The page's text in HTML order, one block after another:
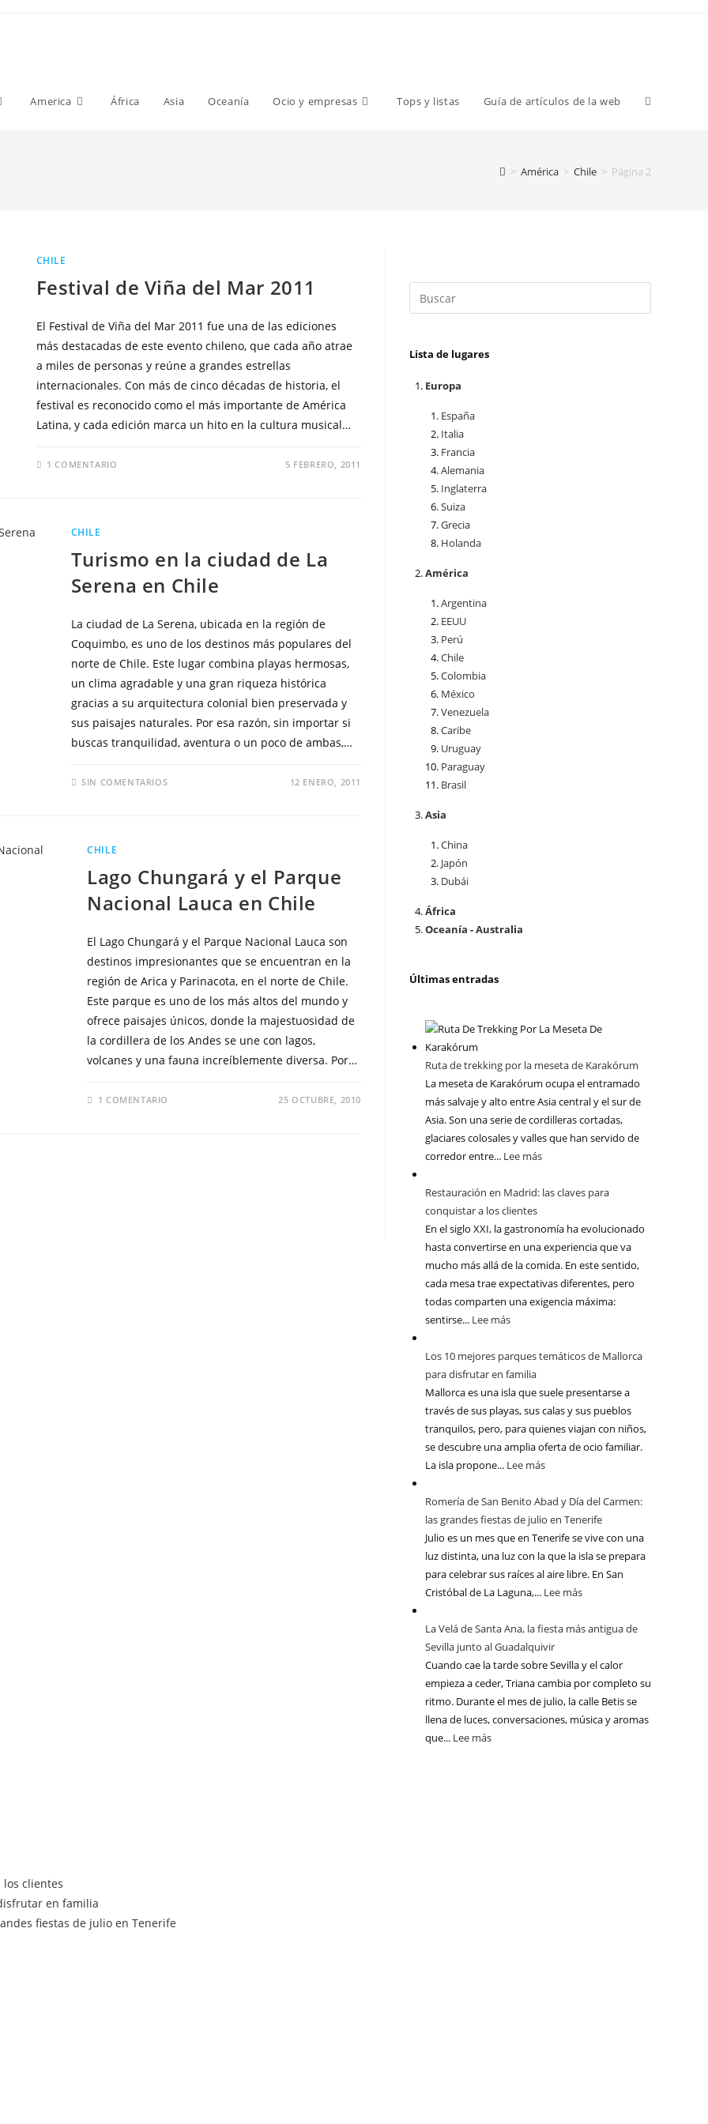
America África Asia Oceanía Ocio y empresas Tops y listas Guía de artículos de la web
> América > Chile > Página 2
CHILE
Festival de Viña del Mar 2011
El Festival de Viña del Mar 2011 fue una de las ediciones
más destacadas de este evento chileno, que cada año atrae
a miles de personas y reúne a grandes estrellas
internacionales. Con más de cinco décadas de historia, el
festival es reconocido como el más importante de América
Latina, y cada edición marca un hito en la cultura musical…
1 COMENTARIO 5 FEBRERO, 2011
CHILE
Turismo en la ciudad de La
Serena en Chile
La ciudad de La Serena, ubicada en la región de
Coquimbo, es uno de los destinos más populares del
norte de Chile. Este lugar combina playas hermosas,
un clima agradable y una gran riqueza histórica
gracias a su arquitectura colonial bien preservada y
sus paisajes naturales. Por esa razón, sin importar si
buscas tranquilidad, aventura o un poco de ambas,…
SIN COMENTARIOS 12 ENERO, 2011
CHILE
Lago Chungará y el Parque
Nacional Lauca en Chile
El Lago Chungará y el Parque Nacional Lauca son
destinos impresionantes que se encuentran en la
región de Arica y Parinacota, en el norte de Chile.
Este parque es uno de los más altos del mundo y
ofrece paisajes únicos, donde la majestuosidad de
la cordillera de los Andes se une con lagos,
volcanes y una fauna increíblemente diversa. Por…
1 COMENTARIO 25 OCTUBRE, 2010
Lista de lugares
Europa
España
Italia
Francia
Alemania
Inglaterra
Suiza
Grecia
Holanda
América
Argentina
EEUU
Perú
Chile
Colombia
México
Venezuela
Caribe
Uruguay
Paraguay
Brasil
Asia
China
Japón
Dubái
África
Oceanía - Australia
Últimas entradas
Ruta de trekking por la meseta de Karakórum
La meseta de Karakórum ocupa el entramado
más salvaje y alto entre Asia central y el sur de
Asia. Son una serie de cordilleras cortadas,
glaciares colosales y valles que han servido de
corredor entre... Lee más
Restauración en Madrid: las claves para
conquistar a los clientes
En el siglo XXI, la gastronomía ha evolucionado
hasta convertirse en una experiencia que va
mucho más allá de la comida. En este sentido,
cada mesa trae expectativas diferentes, pero
todas comparten una exigencia máxima:
sentirse... Lee más
Los 10 mejores parques temáticos de Mallorca
para disfrutar en familia
Mallorca es una isla que suele presentarse a
través de sus playas, sus calas y sus pueblos
tranquilos, pero, para quienes viajan con niños,
se descubre una amplia oferta de ocio familiar.
La isla propone... Lee más
Romería de San Benito Abad y Día del Carmen:
las grandes fiestas de julio en Tenerife
Julio es un mes que en Tenerife se vive con una
luz distinta, una luz con la que la isla se prepara
para celebrar sus raíces al aire libre. En San
Cristóbal de La Laguna,... Lee más
La Velá de Santa Ana, la fiesta más antigua de
Sevilla junto al Guadalquivir
Cuando cae la tarde sobre Sevilla y el calor
empieza a ceder, Triana cambia por completo su
ritmo. Durante el mes de julio, la calle Betis se
llena de luces, conversaciones, música y aromas
que... Lee más
clientes
en familia
fiestas de julio en Tenerife